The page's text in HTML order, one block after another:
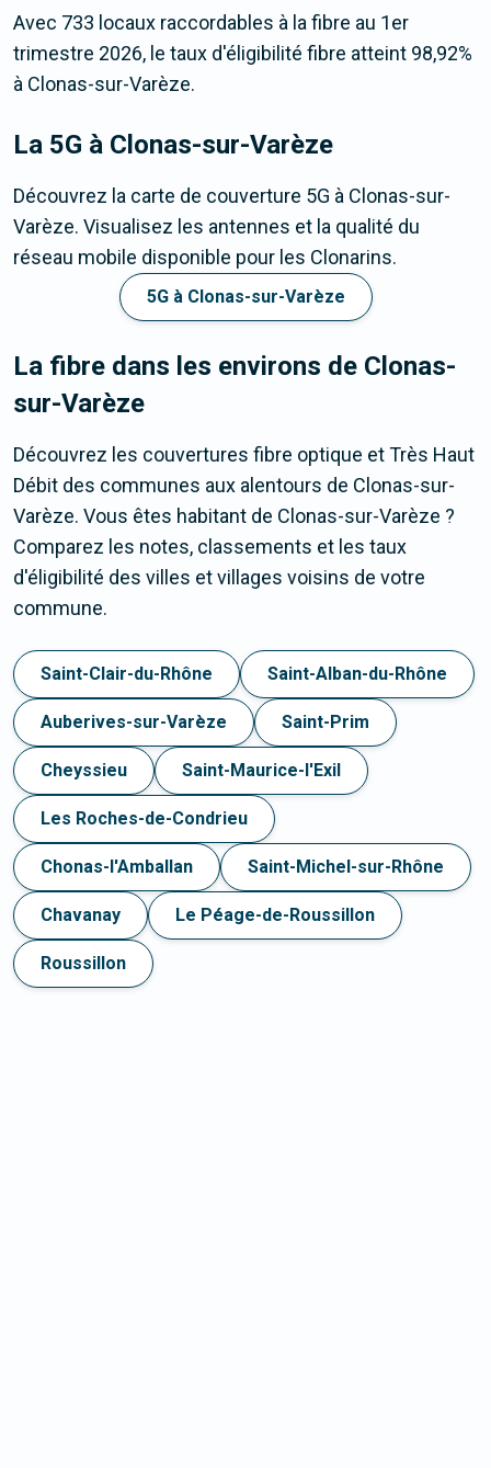
Avec 733 locaux raccordables à la fibre au 1er
trimestre 2026, le taux d'éligibilité fibre atteint 98,92%
à Clonas-sur-Varèze.
La 5G à Clonas-sur-Varèze
Découvrez la carte de couverture 5G à Clonas-sur-
Varèze. Visualisez les antennes et la qualité du
réseau mobile disponible pour les Clonarins.
5G à Clonas-sur-Varèze
La fibre dans les environs de Clonas-
sur-Varèze
Découvrez les couvertures fibre optique et Très Haut
Débit des communes aux alentours de Clonas-sur-
Varèze. Vous êtes habitant de Clonas-sur-Varèze ?
Comparez les notes, classements et les taux
d'éligibilité des villes et villages voisins de votre
commune.
Saint-Clair-du-Rhône Saint-Alban-du-Rhône
Auberives-sur-Varèze Saint-Prim
Cheyssieu Saint-Maurice-l'Exil
Les Roches-de-Condrieu
Chonas-l'Amballan Saint-Michel-sur-Rhône
Chavanay Le Péage-de-Roussillon
Roussillon